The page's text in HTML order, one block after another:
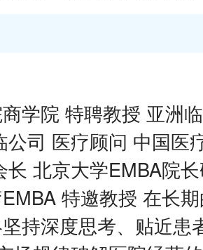
学院 特聘教授 亚洲
公司 医疗顾问 中国医
长 北京大学EMBA院
特邀教授 在长
持深度思考、贴近患